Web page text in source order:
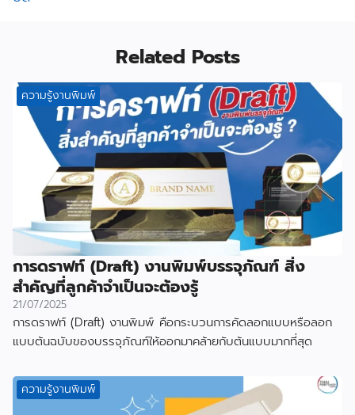
Related Posts
ความรู้งานพิมพ์
การดราฟท์ (Draft) งานพิมพ์บรรจุภัณฑ์ สิ่ง
สำคัญที่ลูกค้าจำเป็นจะต้องรู้
21/07/2025
การดราฟท์ (Draft) งานพิมพ์ คือกระบวนการคัดลอกแบบหรือลอก
แบบต้นฉบับของบรรจุภัณฑ์ให้ออกมาคล้ายกับต้นแบบมากที่สุด
ความรู้งานพิมพ์